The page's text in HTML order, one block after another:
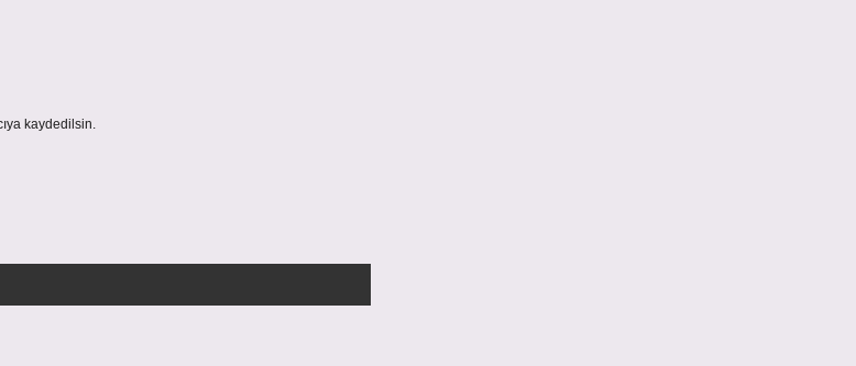
kaydedilsin.